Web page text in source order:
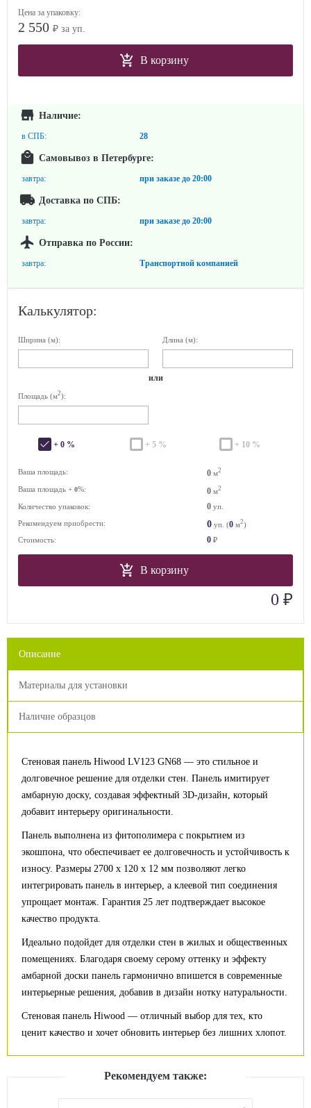
Цена за упаковку:
2 550 ₽ за уп.
В корзину
Наличие:
в СПБ: 28
Самовывоз в Петербурге:
завтра: при заказе до 20:00
Доставка по СПБ:
завтра: при заказе до 20:00
Отправка по России:
завтра: Транспортной компанией
Калькулятор:
Ширина (м): Длина (м):
или
Площадь (м2):
+ 0 % + 5 % + 10 %
Ваша площадь: 0 м2
Ваша площадь + 0%: 0 м2
Количество упаковок: 0 уп.
Рекомендуем приобрести:
0 уп. (0 м2)
Стоимость:
0 ₽
В корзину
0 ₽
Описание
Материалы для установки
Наличие образцов
Стеновая панель Hiwood LV123 GN68 — это стильное и
долговечное решение для отделки стен. Панель имитирует
амбарную доску, создавая эффектный 3D-дизайн, который
добавит интерьеру оригинальности.
Панель выполнена из фитополимера с покрытием из
экошпона, что обеспечивает ее долговечность и устойчивость к
износу. Размеры 2700 x 120 x 12 мм позволяют легко
интегрировать панель в интерьер, а клеевой тип соединения
упрощает монтаж. Гарантия 25 лет подтверждает высокое
качество продукта.
Идеально подойдет для отделки стен в жилых и общественных
помещениях. Благодаря своему серому оттенку и эффекту
амбарной доски панель гармонично впишется в современные
интерьерные решения, добавив в дизайн нотку натуральности.
Стеновая панель Hiwood — отличный выбор для тех, кто
ценит качество и хочет обновить интерьер без лишних хлопот.
Рекомендуем также: